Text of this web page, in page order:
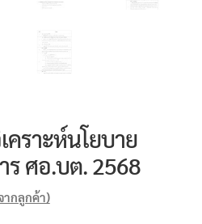
ราะห์นโยบาย
ศอ.บต. 2568
กลูกค้า)